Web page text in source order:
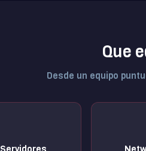
Que
Desde un equipo